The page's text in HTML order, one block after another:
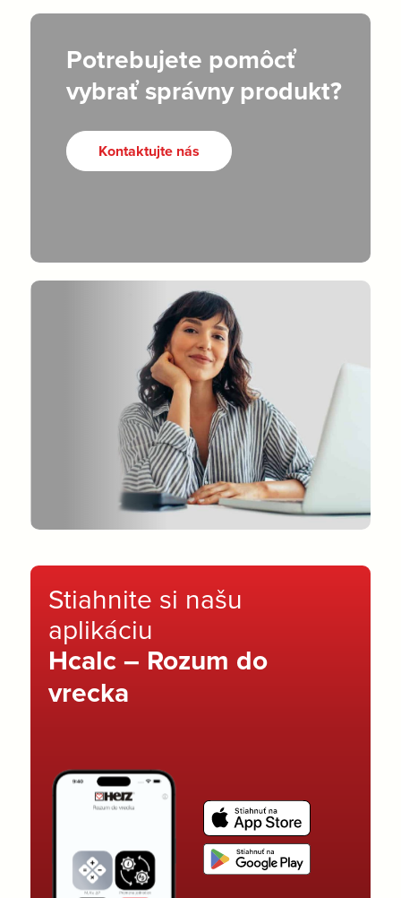
Potrebujete pomôcť
vybrať správny produkt?
Kontaktujte nás
Stiahnite si našu
aplikáciu
Hcalc – Rozum do
vrecka